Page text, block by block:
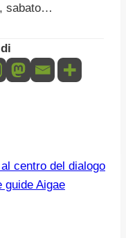
sabato…